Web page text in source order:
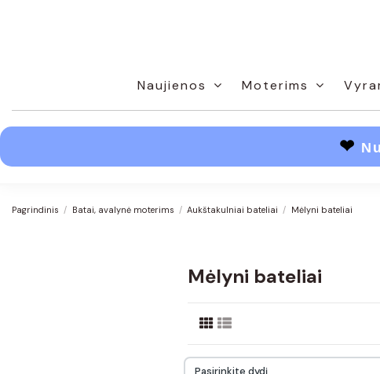
Naujienos Moterims
❤
Pagrindinis Batai, avalynė moterims Aukštakulniai bateliai Mėlyni bateliai
Mėlyni bateliai
Pasirinkite dydį